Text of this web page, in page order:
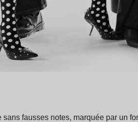
fausses notes, marquée par un